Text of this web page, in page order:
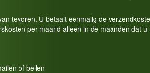
tevoren. U betaalt eenmalig de
per maand alleen in de maanden dat u
of bellen